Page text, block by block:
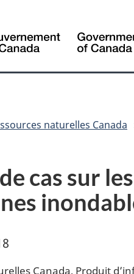
naturelles Canada
cas sur
Canada, Produit